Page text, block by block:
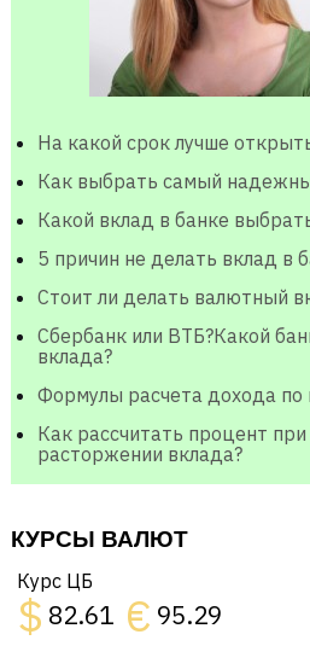
На какой срок лучше
Как выбрать самый
Какой вклад в банке
5 причин не делать вклад в
Стоит ли делать валютный
Сбербанк или ВТБ?Какой
вклада?
Формулы расчета дохода по
Как рассчитать процент
расторжении вклада?
КУРСЫ ВАЛЮТ
Курс ЦБ
$ 82.61 € 95.29